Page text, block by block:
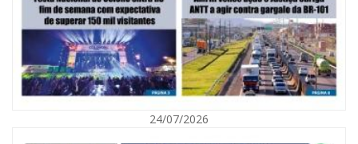
08/08/2026 | 07:00
Saúde de BC abre inscrições para Oficina Regional de Qualidade em
Vigilância Sanitária
PENHA
24/07/2026